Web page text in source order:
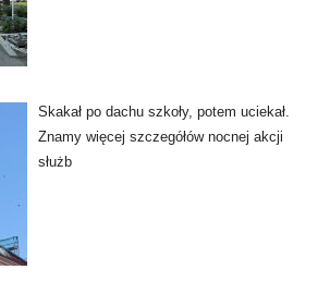
Skakał po dachu szkoły, potem uciekał.
Znamy więcej szczegółów nocnej akcji
służb